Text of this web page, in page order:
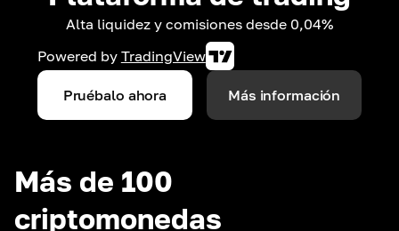
Alta liquidez y comisiones desde 0,04%
Powered by TradingView
Pruébalo ahora Más información
Más de 100
criptomonedas